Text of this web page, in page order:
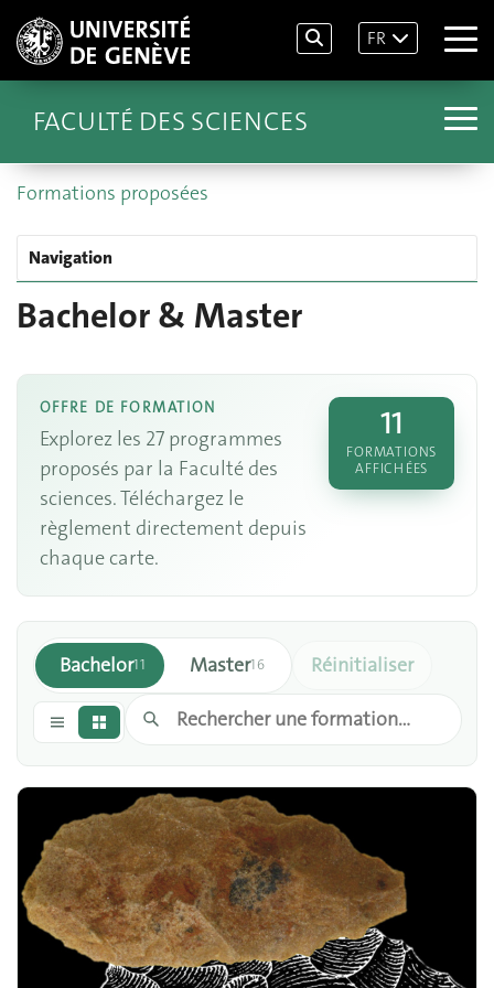
FR
FACULTÉ DES SCIENCES
Formations proposées
Navigation
Bachelor & Master
OFFRE DE FORMATION
Explorez les 27 programmes
proposés par la Faculté des
sciences. Téléchargez le
règlement directement depuis
chaque carte.
11
FORMATIONS
AFFICHÉES
Bachelor11 Master16 Réinitialiser